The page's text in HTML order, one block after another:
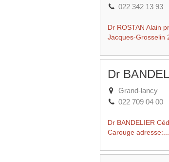
022 342 13 93
Dr ROSTAN Alain
Jacques-Grosselin
Dr
Grand-lancy
022 709 04 00
Dr BANDELIER
Carouge adresse:...